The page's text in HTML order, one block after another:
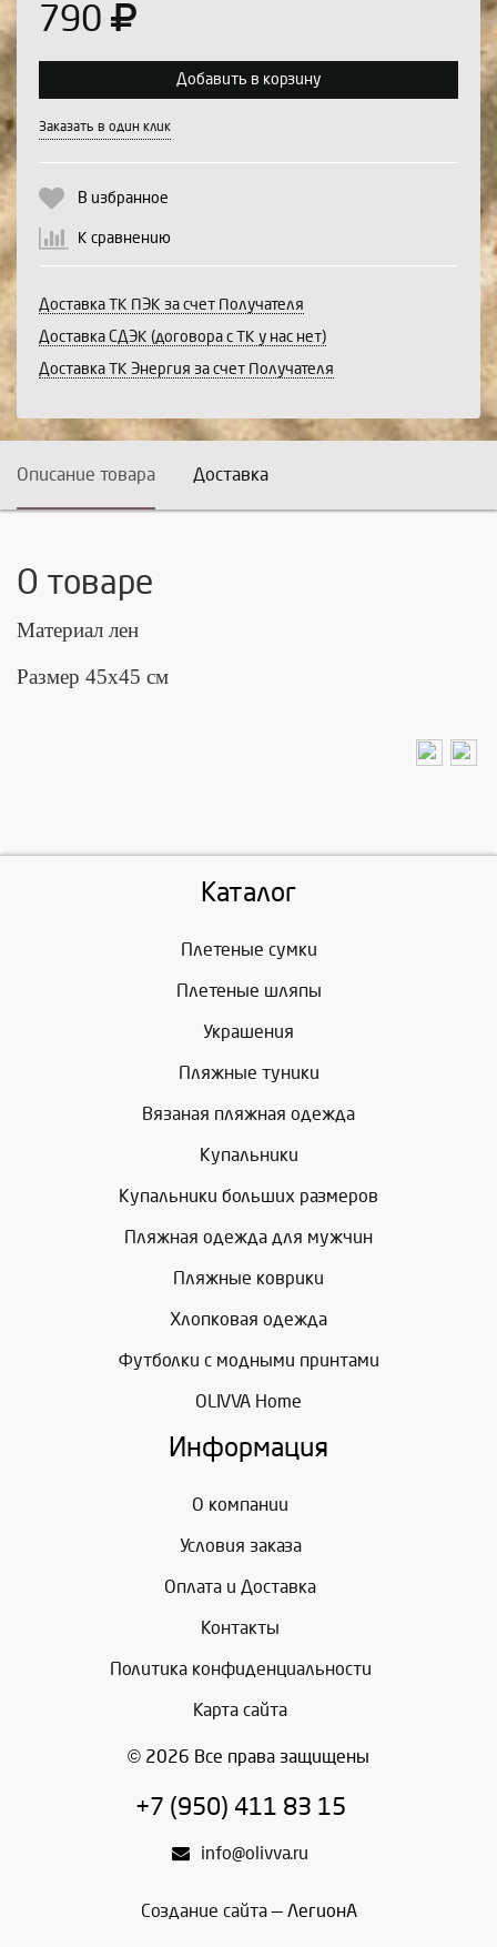
790
Выберите количество:
Добавить в корзину
Заказать в один клик
В избранное
К сравнению
Доставка ТК ПЭК за счет Получателя
Доставка СДЭК (договора с ТК у нас нет)
Доставка ТК Энергия за счет Получателя
Описание товара Доставка
О товаре
Материал лен
Размер 45х45 см
Каталог
Плетеные сумки
Плетеные шляпы
Украшения
Пляжные туники
Вязаная пляжная одежда
Купальники
Купальники больших размеров
Пляжная одежда для мужчин
Пляжные коврики
Хлопковая одежда
Футболки с модными принтами
OLIVVA Home
Информация
О компании
Условия заказа
Оплата и Доставка
Контакты
Политика конфиденциальности
Карта сайта
© 2026 Все права защищены
+7 (950) 411 83 15
info@olivva.ru
Создание сайта— ЛегионА